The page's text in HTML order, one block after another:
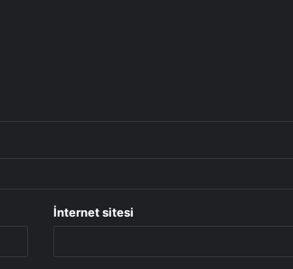
İnternet sitesi